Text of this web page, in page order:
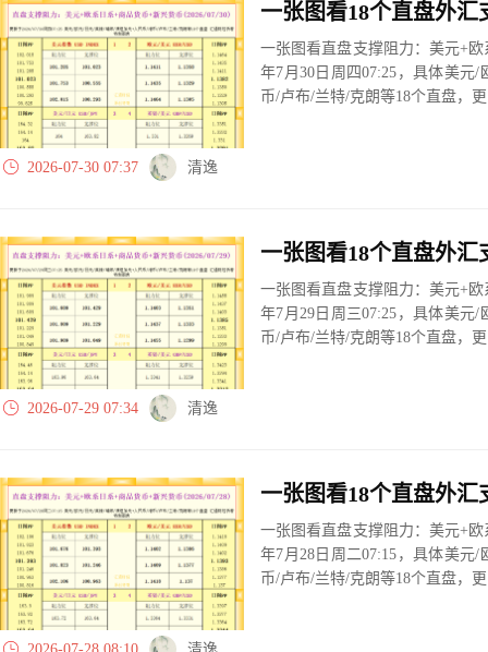
一张图看直盘支撑阻力：美元+
年7月30日周四07:25，具体美元
币/卢布/兰特/克朗等18个直盘，
2026-07-30 07:37 清逸
一张图看直盘支撑阻力：美元+
年7月29日周三07:25，具体美元
币/卢布/兰特/克朗等18个直盘，
2026-07-29 07:34 清逸
一张图看直盘支撑阻力：美元+
年7月28日周二07:15，具体美元
币/卢布/兰特/克朗等18个直盘，